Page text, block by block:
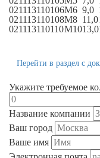
021113110106M6 9,0
021113110108M8 11,0
021113110110M1013,0
Перейти в раздел с
Укажите требуемое
Название компании
Ваш город
Ваше имя